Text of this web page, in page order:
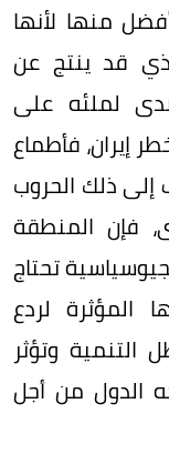
منها لأنها
قد ينتج عن
لملئه على
إيران، فأطماع
ذلك الحروب
فإن المنطقة
تحتاج
المؤثرة لردع
التنمية وتؤثر
الدول من أجل